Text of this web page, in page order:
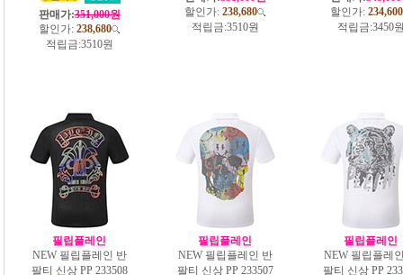
판매가:351,000원
할인가: 238,680
적립금:3510원
할인가: 238,680
적립금:3510원
할인가: 234,600
적립금:3450
필립플레인
NEW 필립플레인 반
팔티 신상 PP 233508
필립플레인
NEW 필립플레인 반
팔티 신상 PP 233507
필립플레인
NEW 필립플레
팔티 신상 PP